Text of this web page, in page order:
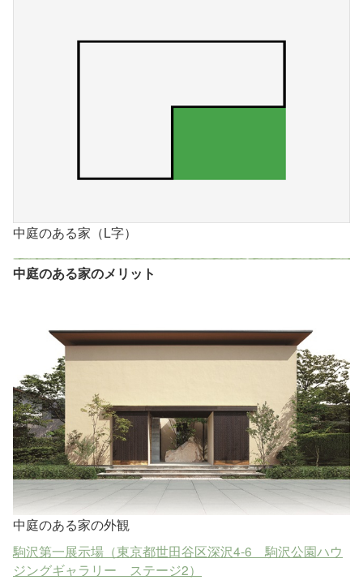
中庭のある家（L字）
中庭のある家のメリット
中庭のある家の外観
駒沢第一展示場（東京都世田谷区深沢4-6 駒沢公園ハウ
ジングギャラリー ステージ2）